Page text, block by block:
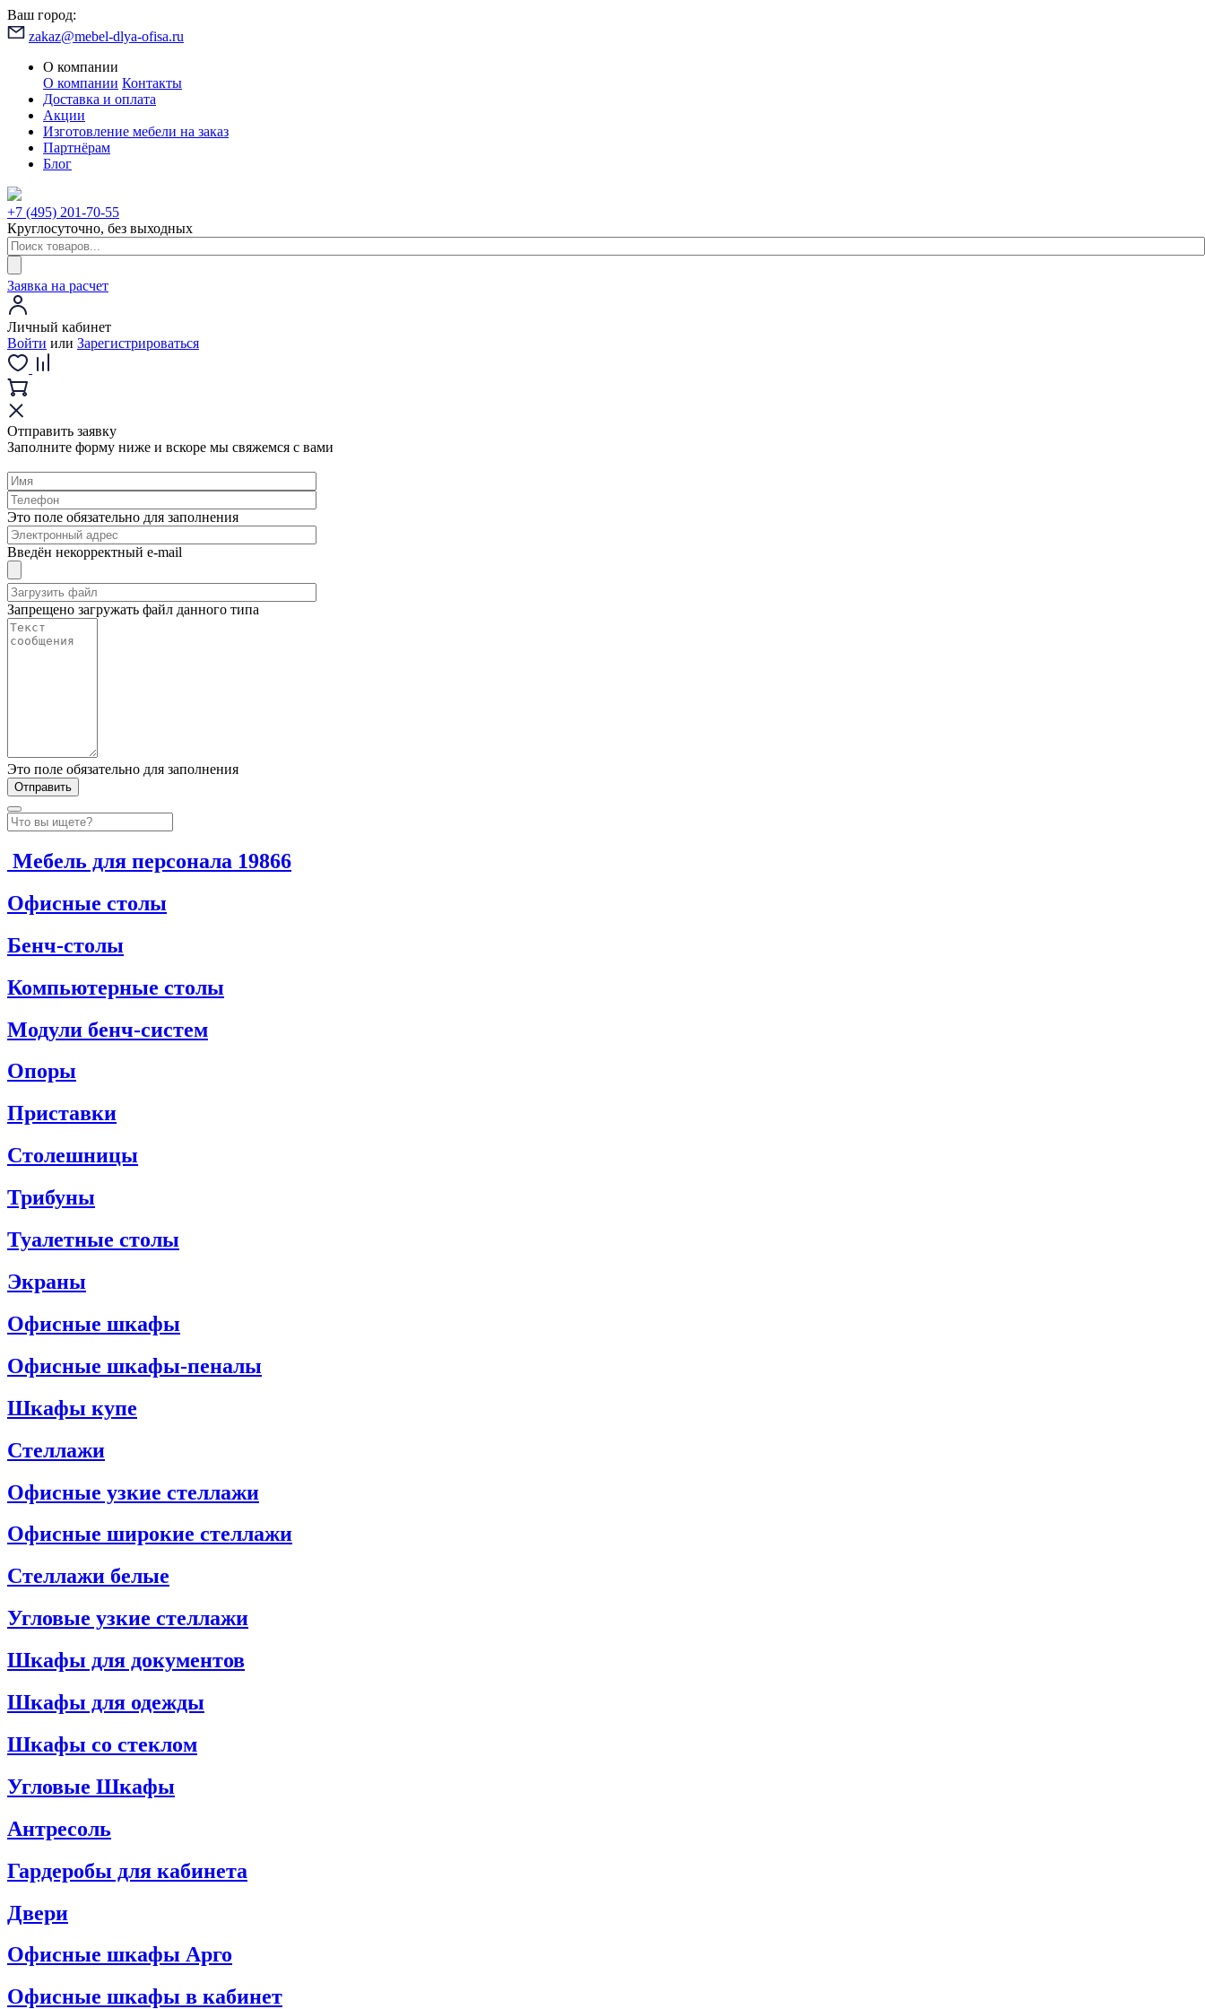
Ваш город:
zakaz@mebel-dlya-ofisa.ru
О компании
О компании Контакты
Доставка и оплата
Акции
Изготовление мебели на заказ
Партнёрам
Блог
+7 (495) 201-70-55
Круглосуточно, без выходных
Заявка на расчет
Личный кабинет
Войти или Зарегистрироваться
Отправить заявку
Заполните форму ниже и вскоре мы свяжемся с вами
Это поле обязательно для заполнения
Введён некорректный e-mail
Запрещено загружать файл данного типа
Это поле обязательно для заполнения
Мебель для персонала 19866
Офисные столы
Бенч-столы
Компьютерные столы
Модули бенч-систем
Опоры
Приставки
Столешницы
Трибуны
Туалетные столы
Экраны
Офисные шкафы
Офисные шкафы-пеналы
Шкафы купе
Стеллажи
Офисные узкие стеллажи
Офисные широкие стеллажи
Стеллажи белые
Угловые узкие стеллажи
Шкафы для документов
Шкафы для одежды
Шкафы со стеклом
Угловые Шкафы
Антресоль
Гардеробы для кабинета
Двери
Офисные шкафы Арго
Офисные шкафы в кабинет